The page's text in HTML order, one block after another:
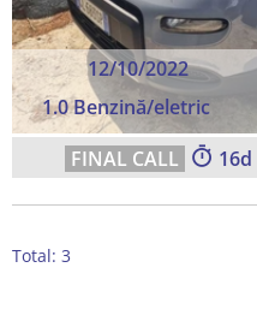
12/10/2022
1.0 Benzină/eletric
16
Total: 3